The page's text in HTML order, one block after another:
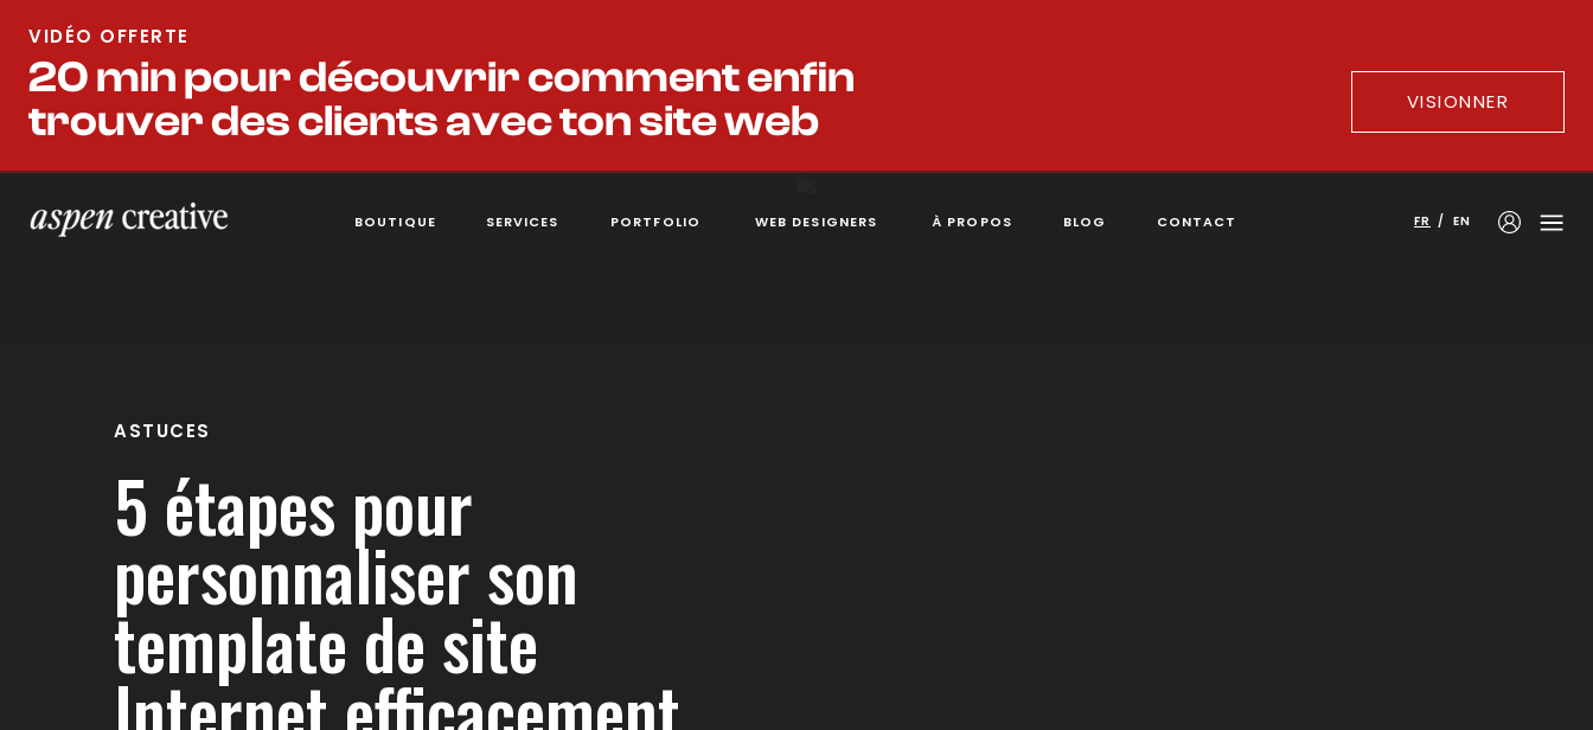
VISIONNER
VIDÉO OFFERTE
20 min pour découvrir comment enfin
trouver des clients avec ton site web
EN
FR /
BLOG
À PROPOS
SERVICES
BOUTIQUE CONTACT
WEB DESIGNERS
PORTFOLIO
ASTUCES
5 étapes pour
personnaliser son
template de site